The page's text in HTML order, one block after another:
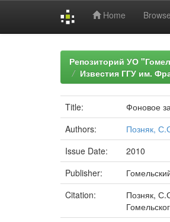
Home Browse
Репозиторий УО
Известия ГГУ им.
Title:
Фоновое
Authors:
Позняк,
Issue Date:
2010
Publisher:
Citation:
Позняк,